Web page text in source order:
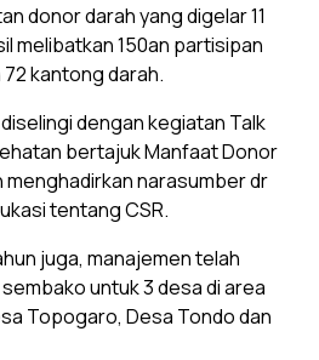
donor darah yang digelar 11
melibatkan 150an partisipan
kantong darah.
dengan kegiatan Talk
bertajuk Manfaat Donor
narasumber dr
tentang CSR.
juga, manajemen telah
untuk 3 desa di area
Topogaro, Desa Tondo dan